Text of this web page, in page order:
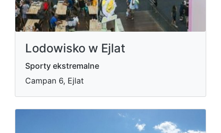
Lodowisko w Ejlat
Sporty ekstremalne
Campan 6, Ejlat